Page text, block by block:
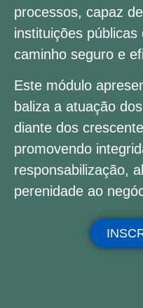
processos, capaz
instituições
caminho seguro e
Este módulo
baliza a atuação
diante dos
promovendo
responsabilização,
perenidade ao